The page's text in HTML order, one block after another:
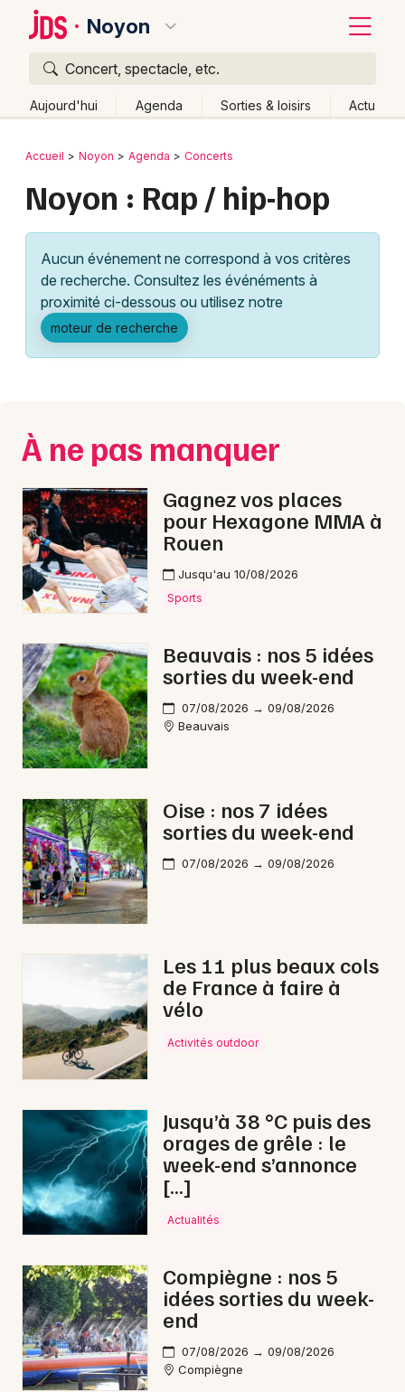
Noyon
Concert, spectacle, etc.
Aujourd'hui Agenda Sorties & loisirs Actu
Publier un événement
Grands événements
Activité & Expérience
Manifestations
Spectacles
Concerts
Sports
Soirées
Sorties famille
Expos
Sorties & loisirs
Rap dans l' Oise
Rap dans les Hauts-de-France
Artistes en tournée
Actus à Noyon
Magazine à Noyon
60 - Oise
Choisir mes départements
Mon email
Bordeaux
Lille
Lyon
Marseille
Nantes
Nice
Paris
Strasbourg
Toulouse
Retour
Accueil Noyon Agenda Concerts
Noyon : Rap / hip-hop
Aucun événement ne correspond à vos critères
de recherche. Consultez les événéments à
proximité ci-dessous ou utilisez notre
moteur de recherche
À ne pas manquer
Gagnez vos places
pour Hexagone MMA à
Rouen
Jusqu'au 10/08/2026
Sports
Beauvais : nos 5 idées
sorties du week-end
07/08/2026 → 09/08/2026
Beauvais
Oise : nos 7 idées
sorties du week-end
07/08/2026 → 09/08/2026
Les 11 plus beaux cols
de France à faire à
vélo
Activités outdoor
Jusqu’à 38 °C puis des
orages de grêle : le
week-end s’annonce
[…]
Actualités
Compiègne : nos 5
idées sorties du week-
end
07/08/2026 → 09/08/2026
Compiègne
Quoi ?
Où ?
Près de moi
Changer de lieu
Quand ?
Ce week-end